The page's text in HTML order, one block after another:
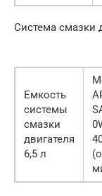
Система смазки
Емкость
системы
смазки
двигателя
6,5 л